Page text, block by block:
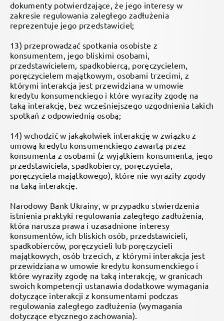
dokumenty potwierdzające, że jego interesy w
zakresie regulowania zaległego zadłużenia
reprezentuje jego przedstawiciel;
13) przeprowadzać spotkania osobiste z
konsumentem, jego bliskimi osobami,
przedstawicielem, spadkobiercą, poręczycielem,
poręczycielem majątkowym, osobami trzecimi, z
którymi interakcja jest przewidziana w umowie
kredytu konsumenckiego i które wyraziły zgodę na
taką interakcję, bez wcześniejszego uzgodnienia takich
spotkań z odpowiednią osobą;
14) wchodzić w jakąkolwiek interakcję w związku z
umową kredytu konsumenckiego zawartą przez
konsumenta z osobami (z wyjątkiem konsumenta, jego
przedstawiciela, spadkobiercy, poręczyciela,
poręczyciela majątkowego), które nie wyraziły zgody
na taką interakcję.
Narodowy Bank Ukrainy, w przypadku stwierdzenia
istnienia praktyki regulowania zaległego zadłużenia,
która narusza prawa i uzasadnione interesy
konsumentów, ich bliskich osób, przedstawicieli,
spadkobierców, poręczycieli lub poręczycieli
majątkowych, osób trzecich, z którymi interakcja jest
przewidziana w umowie kredytu konsumenckiego i
które wyraziły zgodę na taką interakcję, w granicach
swoich kompetencji ustanawia dodatkowe wymagania
dotyczące interakcji z konsumentami podczas
regulowania zaległego zadłużenia (wymagania
dotyczące etycznego zachowania).